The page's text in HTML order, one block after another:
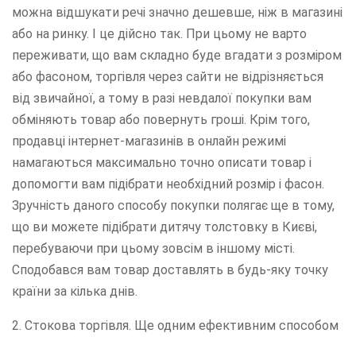
можна відшукати речі значно дешевше, ніж в магазині
або на ринку. І це дійсно так. При цьому не варто
переживати, що вам складно буде вгадати з розміром
або фасоном, торгівля через сайти не відрізняється
від звичайної, а тому в разі невдалої покупки вам
обміняють товар або повернуть гроші. Крім того,
продавці інтернет-магазинів в онлайн режимі
намагаються максимально точно описати товар і
допомогти вам підібрати необхідний розмір і фасон.
Зручність даного способу покупки полягає ще в тому,
що ви можете підібрати дитячу толстовку в Києві,
перебуваючи при цьому зовсім в іншому місті.
Сподобався вам товар доставлять в будь-яку точку
країни за кілька днів.
2. Стокова торгівля. Ще одним ефективним способом